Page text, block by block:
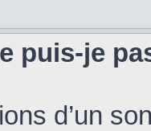
puis-je
d’un